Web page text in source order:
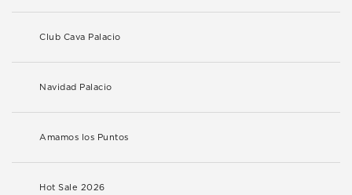
Club Cava Palacio
Navidad Palacio
Amamos los Puntos
Hot Sale 2026